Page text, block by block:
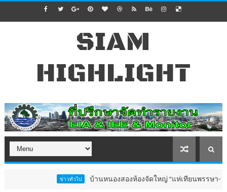
SIAM
HIGHLIGHT
บ้านหนองสองห้องจัดใหญ่ “แห่เทียนพรรษา–ผ้าป่าซาเล้งป